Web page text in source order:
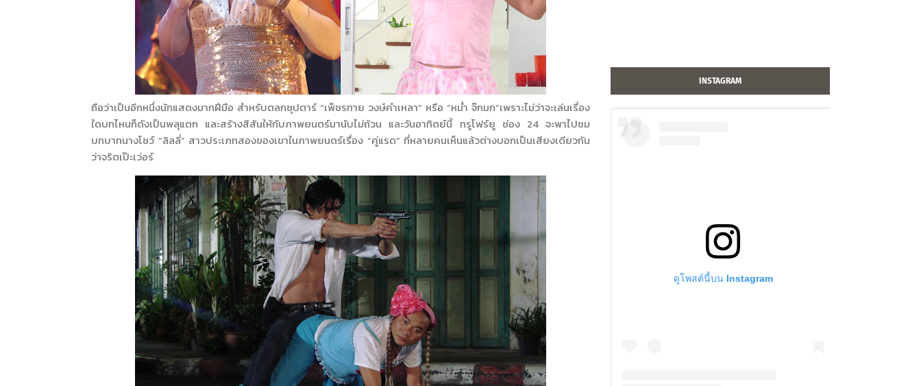
ถือว่าเป็นอีกหนึ่งนักแสดงมากฝีมือ สำหรับตลกซุปตาร์ “เพ็ชรทาย วงษ์คำเหลา” หรือ “หม่ำ จ๊กมก”เพราะไม่ว่าจะเล่นเรื่อง
ใดบทไหนก็ดังเป็นพลุแตก และสร้างสีสันให้กับภาพยนตร์มานับไม่ถ้วน และวันอาทิตย์นี้ ทรูโฟร์ยู ช่อง 24 จะพาไปชม
บทบาทนางโชว์ “ลิลลี่” สาวประเภทสองของเขาในภาพยนตร์เรื่อง “คู่แรด” ที่หลายคนเห็นแล้วต่างบอกเป็นเสียงเดียวกัน
ว่าจริตเป๊ะเว่อร์
INSTAGRAM
ดูโพสต์นี้บน Instagram